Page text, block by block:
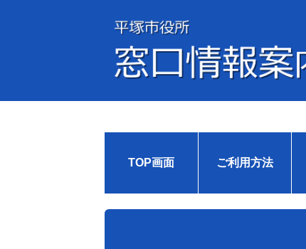
TOP画面 ご利用方法